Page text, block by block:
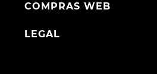
COMPRAS WEB
LEGAL